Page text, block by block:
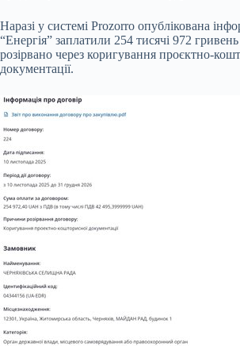
Наразі у системі Prozorro опублікована
“Енергія” заплатили 254 тисячі 972
розірвано через коригування проєктно-
документації.